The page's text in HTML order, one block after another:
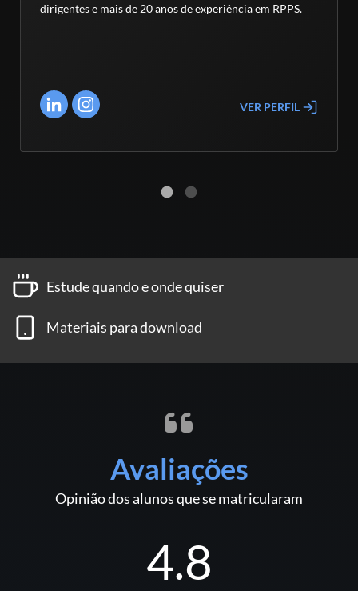
dirigentes e mais de 20 anos de experiência em RPPS.
VER PERFIL
Estude quando e onde quiser
Materiais para download
Avaliações
Opinião dos alunos que se matricularam
4.8